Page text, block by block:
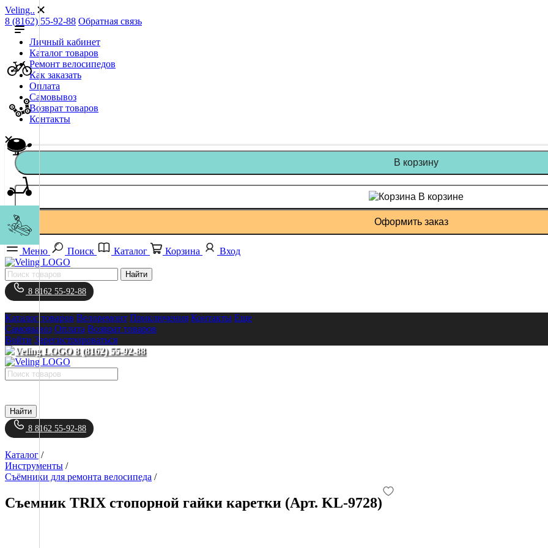
Veling..
8 (8162) 55-92-88 Обратная связь
Личный кабинет
Каталог товаров
Ремонт велосипедов
Как заказать
Оплата
Самовывоз
Возврат товаров
Контакты
В корзину
В корзине
Оформить заказ
Меню Поиск Каталог Корзина Вход
Найти
8 8162 55-92-88
Каталог товаров Велоремонт Приключения Контакты Еще
Самовывоз Оплата Возврат товаров
Войти Зарегистрироваться
8 (8162) 55-92-88
Найти
8 8162 55-92-88
Каталог /
Инструменты /
Съёмники для ремонта велосипеда /
Съемник TRIX стопорной гайки каретки (Арт. KL-9728)